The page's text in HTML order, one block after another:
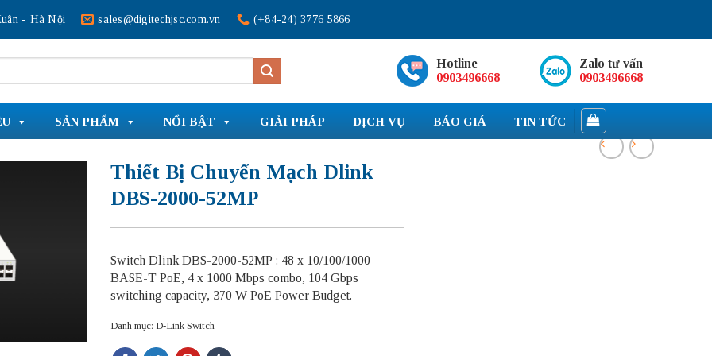
- Hà Nội sales@digitechjsc.com.vn (+84-24) 3776 5866
Hotline
0903496668
Zalo tư vấn
0903496668
SẢN PHẨM NỔI BẬT GIẢI PHÁP DỊCH VỤ BÁO GIÁ TIN TỨC
Thiết Bị Chuyển Mạch Dlink
DBS-2000-52MP
Switch Dlink DBS-2000-52MP : 48 x 10/100/1000
BASE-T PoE, 4 x 1000 Mbps combo, 104 Gbps
switching capacity, 370 W PoE Power Budget.
Danh mục: D-Link Switch